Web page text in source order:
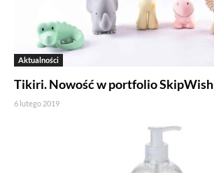
Aktualności
Tikiri. Nowość w portfolio SkipWish
6 lutego 2019